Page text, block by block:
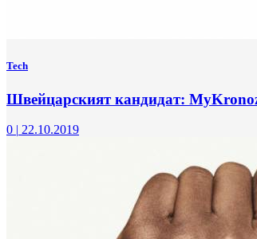
Tech
Швейцарският кандидат:
0 | 22.10.2019